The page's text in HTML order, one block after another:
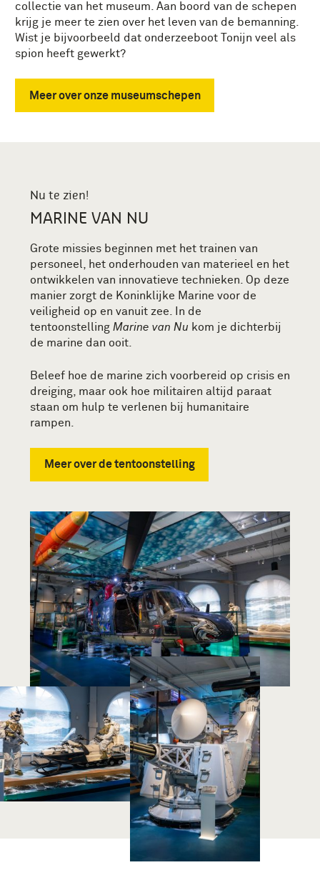
collectie van het museum. Aan boord van de schepen
krijg je meer te zien over het leven van de bemanning.
Wist je bijvoorbeeld dat onderzeeboot Tonijn veel als
spion heeft gewerkt?
Meer over onze museumschepen
Nu te zien!
MARINE VAN NU
Grote missies beginnen met het trainen van
personeel, het onderhouden van materieel en het
ontwikkelen van innovatieve technieken. Op deze
manier zorgt de Koninklijke Marine voor de
veiligheid op en vanuit zee. In de
tentoonstelling Marine van Nu kom je dichterbij
de marine dan ooit.
Beleef hoe de marine zich voorbereid op crisis en
dreiging, maar ook hoe militairen altijd paraat
staan om hulp te verlenen bij humanitaire
rampen.
Meer over de tentoonstelling